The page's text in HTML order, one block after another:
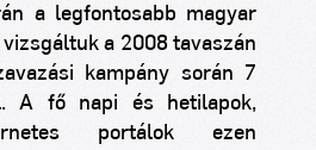
a legfontosabb magyar
a 2008 tavaszán
kampány során 7
A fő napi és hetilapok,
portálok ezen